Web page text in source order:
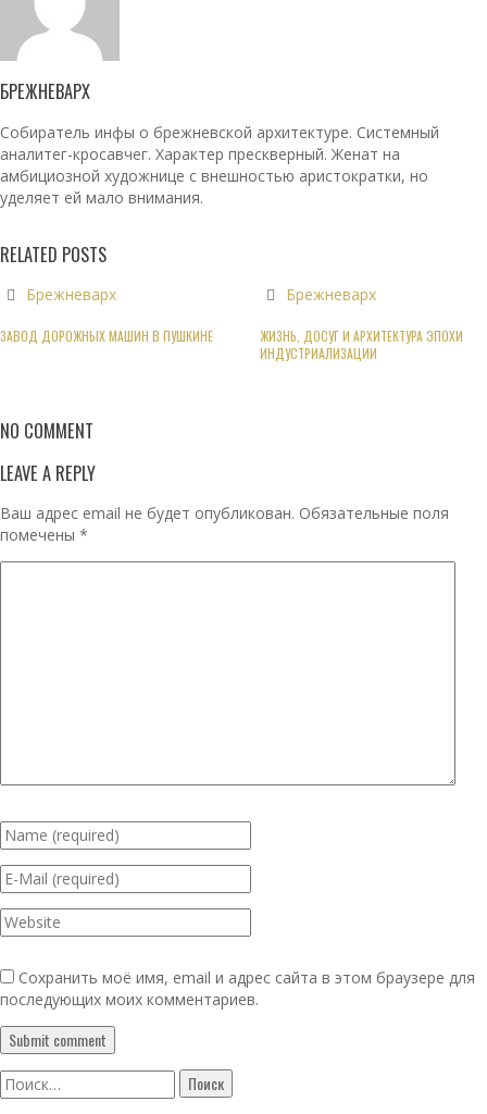
БРЕЖНЕВАРХ
Собиратель инфы о брежневской архитектуре. Системный
аналитег-кросавчег. Характер прескверный. Женат на
амбициозной художнице с внешностью аристократки, но
уделяет ей мало внимания.
RELATED POSTS
Брежневарх
ЗАВОД ДОРОЖНЫХ МАШИН В ПУШКИНЕ
Брежневарх
ЖИЗНЬ, ДОСУГ И АРХИТЕКТУРА ЭПОХИ
ИНДУСТРИАЛИЗАЦИИ
NO COMMENT
LEAVE A REPLY
Ваш адрес email не будет опубликован. Обязательные поля
помечены *
Сохранить моё имя, email и адрес сайта в этом браузере для
последующих моих комментариев.
Найти: